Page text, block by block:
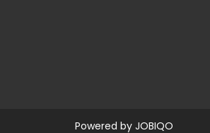
Powered by JOBIQO